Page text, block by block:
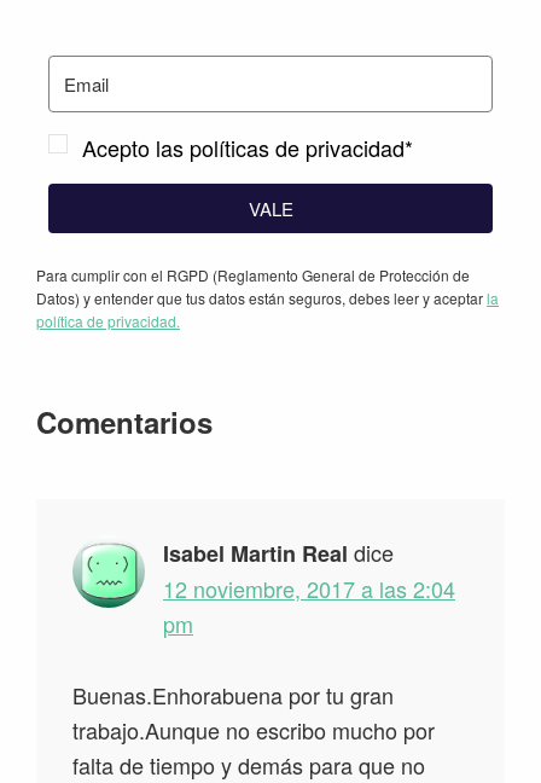
Acepto las políticas de privacidad*
VALE
Para cumplir con el RGPD (Reglamento General de Protección de
Datos) y entender que tus datos están seguros, debes leer y aceptarla
política de privacidad.
Interacciones
lectores
Comentarios
Isabel Martin Real dice
12 noviembre, 2017 a las 2:04
pm
Buenas.Enhorabuena por tu gran
trabajo.Aunque no escribo mucho por
falta de tiempo y demás para que no